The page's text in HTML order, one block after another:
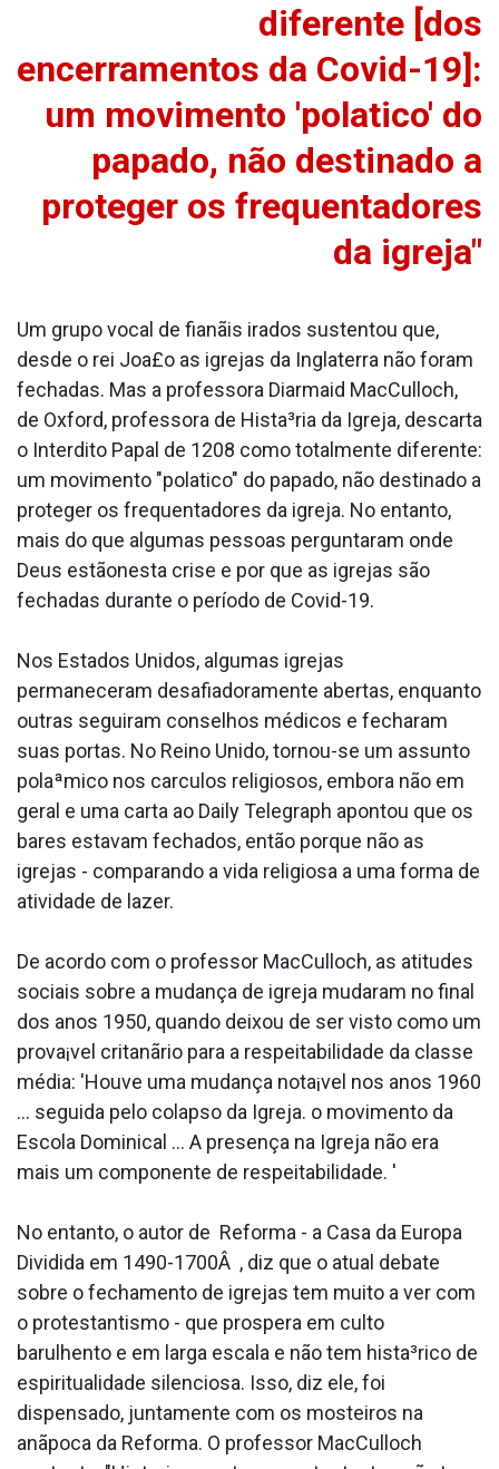
diferente [dos
encerramentos da Covid-19]:
um movimento 'pola­tico' do
papado, não destinado a
proteger os frequentadores
da igreja"
Um grupo vocal de fianãis irados sustentou que,
desde o rei Joa£o as igrejas da Inglaterra não foram
fechadas. Mas a professora Diarmaid MacCulloch,
de Oxford, professora de Hista³ria da Igreja, descarta
o Interdito Papal de 1208 como totalmente diferente:
um movimento "pola­tico" do papado, não destinado a
proteger os frequentadores da igreja. No entanto,
mais do que algumas pessoas perguntaram onde
Deus estãonesta crise e por que as igrejas são
fechadas durante o período de Covid-19.
Nos Estados Unidos, algumas igrejas
permaneceram desafiadoramente abertas, enquanto
outras seguiram conselhos médicos e fecharam
suas portas. No Reino Unido, tornou-se um assunto
polaªmico nos ca­rculos religiosos, embora não em
geral e uma carta ao Daily Telegraph apontou que os
bares estavam fechados, então porque não as
igrejas - comparando a vida religiosa a uma forma de
atividade de lazer.
De acordo com o professor MacCulloch, as atitudes
sociais sobre a mudança de igreja mudaram no final
dos anos 1950, quando deixou de ser visto como um
prova¡vel critanãrio para a respeitabilidade da classe
média: 'Houve uma mudança nota¡vel nos anos 1960
... seguida pelo colapso da Igreja. o movimento da
Escola Dominical ... A presença na Igreja não era
mais um componente de respeitabilidade. '
No entanto, o autor de Reforma - a Casa da Europa
Dividida em 1490-1700Â , diz que o atual debate
sobre o fechamento de igrejas tem muito a ver com
o protestantismo - que prospera em culto
barulhento e em larga escala e não tem hista³rico de
espiritualidade silenciosa. Isso, diz ele, foi
dispensado, juntamente com os mosteiros na
anãpoca da Reforma. O professor MacCulloch